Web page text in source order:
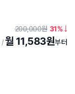
200,000
31
월 11,583원